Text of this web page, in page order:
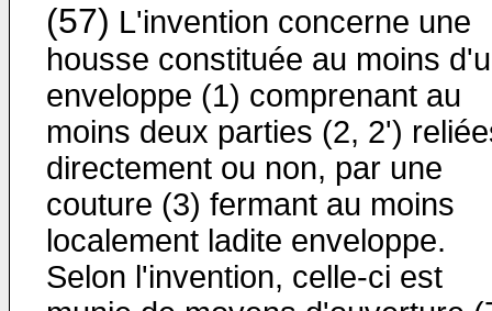
(57) L'invention concerne une
housse constituée au moins
enveloppe (1) comprenant au
moins deux parties (2, 2')
directement ou non, par une
couture (3) fermant au moins
localement ladite enveloppe.
Selon l'invention, celle-ci est